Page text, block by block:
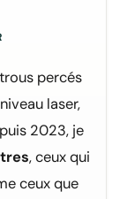
percés
laser,
2023, je
, ceux qui
ceux que